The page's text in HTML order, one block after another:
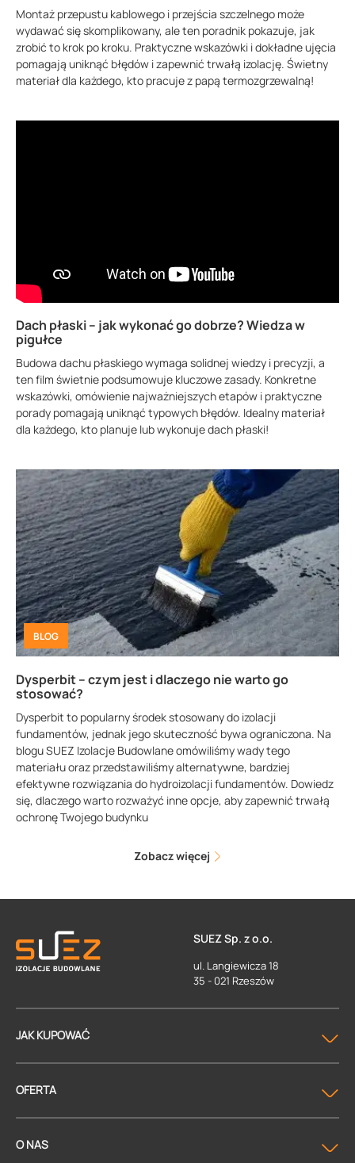
Montaż przepustu kablowego i przejścia szczelnego może
wydawać się skomplikowany, ale ten poradnik pokazuje, jak
zrobić to krok po kroku. Praktyczne wskazówki i dokładne ujęcia
pomagają uniknąć błędów i zapewnić trwałą izolację. Świetny
materiał dla każdego, kto pracuje z papą termozgrzewalną!
Dach płaski – jak wykonać go dobrze? Wiedza w
pigułce
Budowa dachu płaskiego wymaga solidnej wiedzy i precyzji, a
ten film świetnie podsumowuje kluczowe zasady. Konkretne
wskazówki, omówienie najważniejszych etapów i praktyczne
porady pomagają uniknąć typowych błędów. Idealny materiał
dla każdego, kto planuje lub wykonuje dach płaski!
BLOG
Dysperbit – czym jest i dlaczego nie warto go
stosować?
Dysperbit to popularny środek stosowany do izolacji
fundamentów, jednak jego skuteczność bywa ograniczona. Na
blogu SUEZ Izolacje Budowlane omówiliśmy wady tego
materiału oraz przedstawiliśmy alternatywne, bardziej
efektywne rozwiązania do hydroizolacji fundamentów. Dowiedz
się, dlaczego warto rozważyć inne opcje, aby zapewnić trwałą
ochronę Twojego budynku
Zobacz więcej
SUEZ Sp. z o.o.
ul. Langiewicza 18
35 - 021 Rzeszów
JAK KUPOWAĆ
OFERTA
O NAS